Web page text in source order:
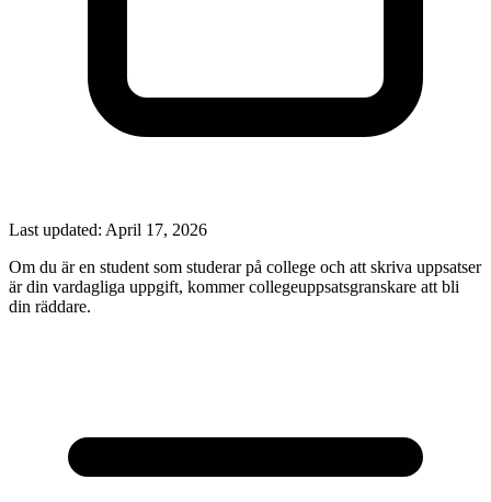
Last updated: April 17, 2026
Om du är en student som studerar på college och att skriva uppsatser
är din vardagliga uppgift, kommer collegeuppsatsgranskare att bli
din räddare.